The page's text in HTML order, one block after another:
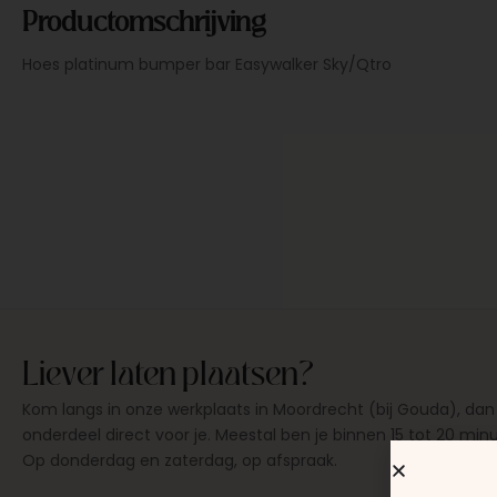
Productomschrijving
Hoes platinum bumper bar Easywalker Sky/Qtro
Liever laten plaatsen?
Kom langs in onze werkplaats in Moordrecht (bij Gouda),
onderdeel direct voor je. Meestal ben je binnen 15 tot 20
Op donderdag en zaterdag, op afspraak.